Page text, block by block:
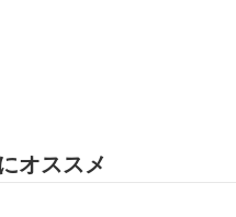
オススメ